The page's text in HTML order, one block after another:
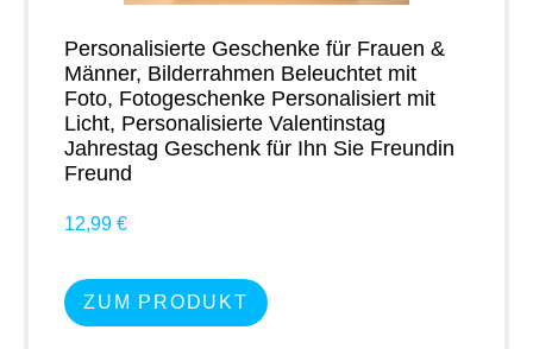
Personalisierte Geschenke für Frauen &
Männer, Bilderrahmen Beleuchtet mit
Foto, Fotogeschenke Personalisiert mit
Licht, Personalisierte Valentinstag
Jahrestag Geschenk für Ihn Sie Freundin
Freund
12,99 €
ZUM PRODUKT